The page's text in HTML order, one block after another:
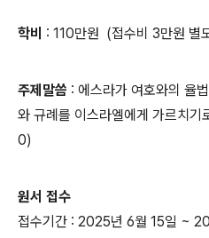
학비 : 110만원 (접수비 3만원 별
주제말씀 : 에스라가 여호와의 율
와 규례를 이스라엘에게 가르치기
0)
원서 접수
접수기간 : 2025년 6월 15일 ~